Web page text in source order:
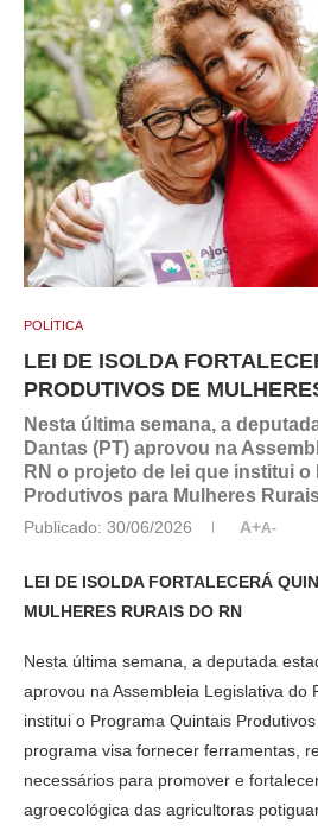
POLÍTICA
LEI DE ISOLDA
PRODUTIVOS DE
Nesta última semana, a
Dantas (PT) aprovou na
RN o projeto de lei que institui
Produtivos para Mulheres
Publicado: 30/06/2026 A+A-
LEI DE ISOLDA FORTALECERÁ
MULHERES RURAIS DO RN
Nesta última semana, a deputada
aprovou na Assembleia Legislativa do
institui o Programa Quintais
programa visa fornecer ferramentas,
necessários para promover e
agroecológica das agricultoras